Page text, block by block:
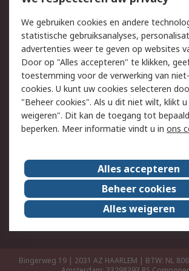
Track & Trace
Wettelijk
Cookiebeleid
Email
Privacybeleid
Algemene
verkoopvoorwaarden
Over RS
RS Group
Over ons
RS wereldwijd
Werken
ESG
Bingerweg 19 | 2031 AZ HAARLEM | BTW: NL
We gebruiken cookies en andere
statistische gebruiksanalyses,
advertenties weer te geven op websites
Door op "Alles accepteren" te klikken,
toestemming voor de verwerking van
cookies. U kunt uw cookies selecteren
"Beheer cookies". Als u dit niet wilt, klikt u
weigeren". Dit kan de toegang tot
beperken. Meer informatie vindt u in ons
Alles accepteren
Beheer cookies
Alles weigeren